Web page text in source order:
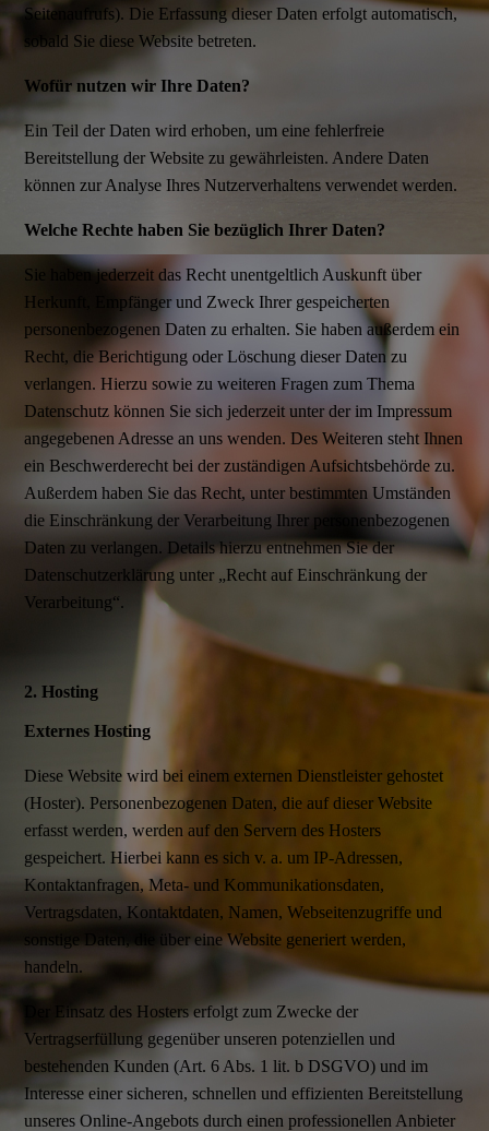
Seitenaufrufs). Die Erfassung dieser Daten erfolgt automatisch,
sobald Sie diese Website betreten.
Wofür nutzen wir Ihre Daten?
Ein Teil der Daten wird erhoben, um eine fehlerfreie
Bereitstellung der Website zu gewährleisten. Andere Daten
können zur Analyse Ihres Nutzerverhaltens verwendet werden.
Welche Rechte haben Sie bezüglich Ihrer Daten?
Sie haben jederzeit das Recht unentgeltlich Auskunft über
Herkunft, Empfänger und Zweck Ihrer gespeicherten
personenbezogenen Daten zu erhalten. Sie haben außerdem ein
Recht, die Berichtigung oder Löschung dieser Daten zu
verlangen. Hierzu sowie zu weiteren Fragen zum Thema
Datenschutz können Sie sich jederzeit unter der im Impressum
angegebenen Adresse an uns wenden. Des Weiteren steht Ihnen
ein Beschwerderecht bei der zuständigen Aufsichtsbehörde zu.
Außerdem haben Sie das Recht, unter bestimmten Umständen
die Einschränkung der Verarbeitung Ihrer personenbezogenen
Daten zu verlangen. Details hierzu entnehmen Sie der
Datenschutzerklärung unter „Recht auf Einschränkung der
Verarbeitung“.
2. Hosting
Externes Hosting
Diese Website wird bei einem externen Dienstleister gehostet
(Hoster). Personenbezogenen Daten, die auf dieser Website
erfasst werden, werden auf den Servern des Hosters
gespeichert. Hierbei kann es sich v. a. um IP-Adressen,
Kontaktanfragen, Meta- und Kommunikationsdaten,
Vertragsdaten, Kontaktdaten, Namen, Webseitenzugriffe und
sonstige Daten, die über eine Website generiert werden,
handeln.
Der Einsatz des Hosters erfolgt zum Zwecke der
Vertragserfüllung gegenüber unseren potenziellen und
bestehenden Kunden (Art. 6 Abs. 1 lit. b DSGVO) und im
Interesse einer sicheren, schnellen und effizienten Bereitstellung
unseres Online-Angebots durch einen professionellen Anbieter